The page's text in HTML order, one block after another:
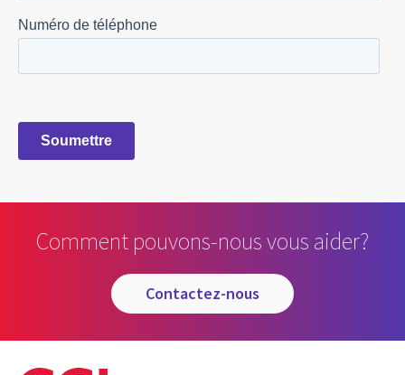
Comment pouvons-nous vous aider?
contactez-nous